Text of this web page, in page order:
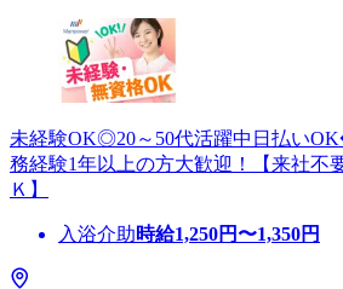
未経験OK◎20～50代活躍中日払い
務経験1年以上の方大歓迎！【来社不
Ｋ】
入浴介助時給1,250円〜1,350円